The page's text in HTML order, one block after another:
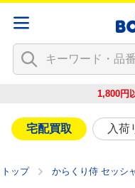
1,800円
宅配買取 入荷
トップ からくり侍 セッシ